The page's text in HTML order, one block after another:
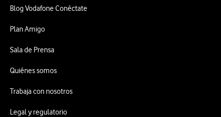
Blog Vodafone Conéctate
Plan Amigo
Sala de Prensa
Quiénes somos
Trabaja con nosotros
Legal y regulatorio